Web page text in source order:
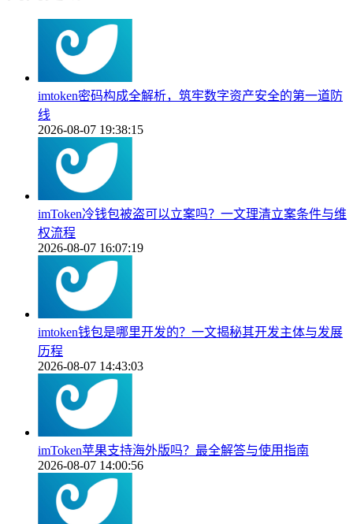
imtoken密码构成全解析，筑牢数字资产安全的第一道防
线
2026-08-07 19:38:15
imToken冷钱包被盗可以立案吗？一文理清立案条件与维
权流程
2026-08-07 16:07:19
imtoken钱包是哪里开发的？一文揭秘其开发主体与发展
历程
2026-08-07 14:43:03
imToken苹果支持海外版吗？最全解答与使用指南
2026-08-07 14:00:56